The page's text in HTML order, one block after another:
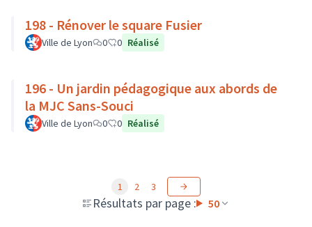
198 - Rénover le square Fusier
Ville de Lyon 0 0 Réalisé
196 - Un jardin pédagogique aux abords de
la MJC Sans-Souci
Ville de Lyon 0 0 Réalisé
Résultats par page : 50
1 2 3